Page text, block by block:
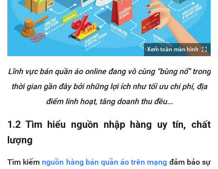
Xem toàn màn hình
Lĩnh vực bán quần áo online đang vô cùng “bùng nổ” trong
thời gian gần đây bởi những lợi ích như tối ưu chi phí, địa
điểm linh hoạt, tăng doanh thu đều...
1.2 Tìm hiểu nguồn nhập hàng uy tín, chất
lượng
Tìm kiếm nguồn hàng bán quần áo trên mạng đảm bảo sự